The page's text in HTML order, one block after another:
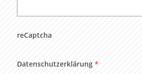
reCaptcha
Datenschutzerklärung *